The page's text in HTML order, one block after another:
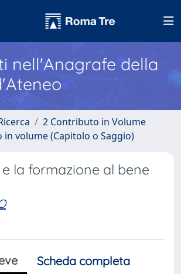
nell'Anagrafe della
2 Contributo in Volume
in volume (Capitolo o Saggio)
la formazione al bene
Scheda completa